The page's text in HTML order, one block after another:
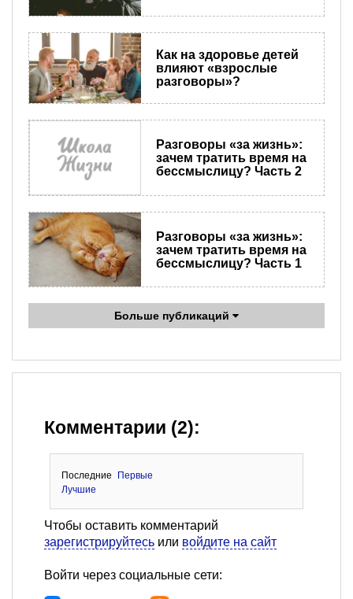
Как на здоровье детей
влияют «взрослые
разговоры»?
Разговоры «за жизнь»:
зачем тратить время на
бессмыслицу? Часть 2
Разговоры «за жизнь»:
зачем тратить время на
бессмыслицу? Часть 1
Больше публикаций
Комментарии (2):
Последние
Первые
Лучшие
Чтобы оставить комментарий
зарегистрируйтесь или войдите на сайт
Войти через социальные сети: